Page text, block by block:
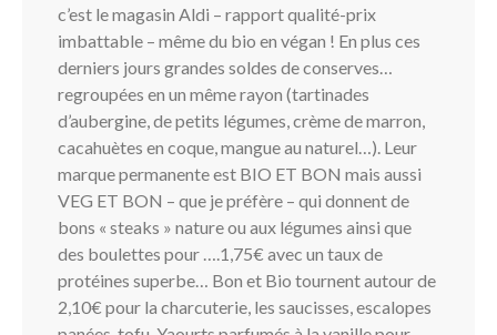
c’est le magasin Aldi – rapport qualité-prix
imbattable – même du bio en végan ! En plus ces
derniers jours grandes soldes de conserves…
regroupées en un même rayon (tartinades
d’aubergine, de petits légumes, crème de marron,
cacahuètes en coque, mangue au naturel…). Leur
marque permanente est BIO ET BON mais aussi
VEG ET BON – que je préfère – qui donnent de
bons « steaks » nature ou aux légumes ainsi que
des boulettes pour ….1,75€ avec un taux de
protéines superbe… Bon et Bio tournent autour de
2,10€ pour la charcuterie, les saucisses, escalopes